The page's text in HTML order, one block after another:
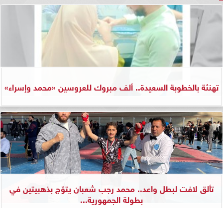
تهنئة بالخطوبة السعيدة.. ألف مبروك للعروسين «محمد وإسراء»
تألق لافت لبطل واعد.. محمد رجب شعبان يتوّج بذهبيتين في
بطولة الجمهورية...